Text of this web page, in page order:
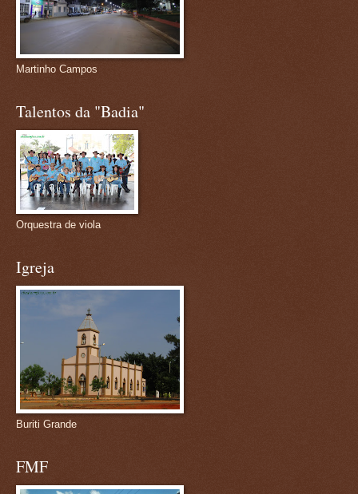
Martinho Campos
Talentos da "Badia"
Orquestra de viola
Igreja
Buriti Grande
FMF